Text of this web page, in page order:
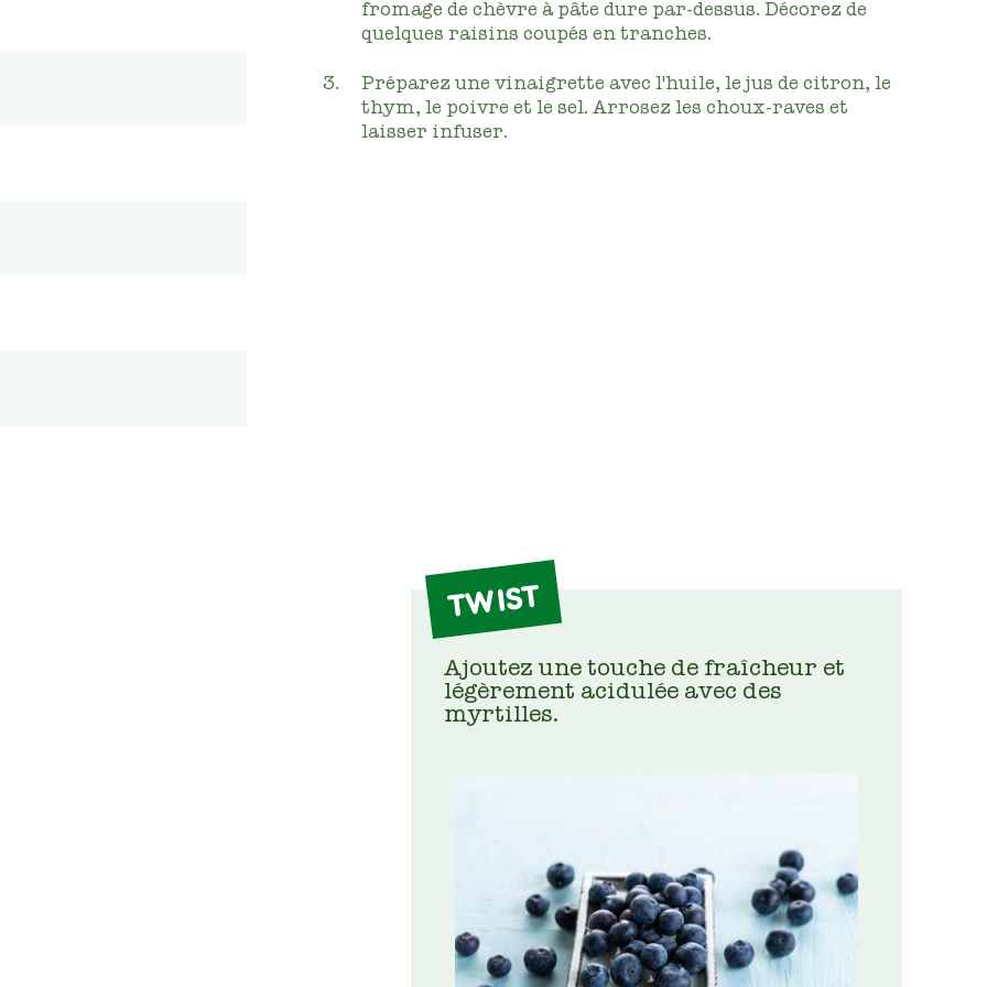
fromage de chèvre à pâte dure par-dessus. Décorez de
quelques raisins coupés en tranches.
Préparez une vinaigrette avec l'huile, le jus de citron, le
thym, le poivre et le sel. Arrosez les choux-raves et
laisser infuser.
TWIST
Ajoutez une touche de fraîcheur et
légèrement acidulée avec des
myrtilles.